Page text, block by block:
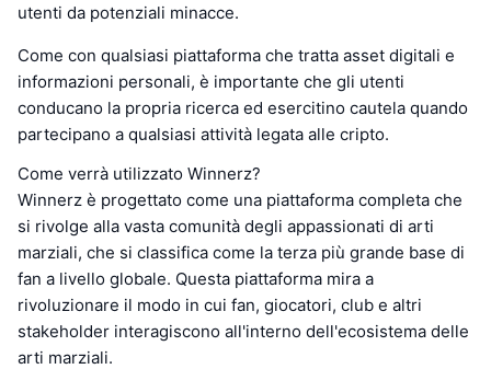
utenti da potenziali minacce.
Come con qualsiasi piattaforma che tratta asset digitali e
informazioni personali, è importante che gli utenti
conducano la propria ricerca ed esercitino cautela quando
partecipano a qualsiasi attività legata alle cripto.
Come verrà utilizzato Winnerz?
Winnerz è progettato come una piattaforma completa che
si rivolge alla vasta comunità degli appassionati di arti
marziali, che si classifica come la terza più grande base di
fan a livello globale. Questa piattaforma mira a
rivoluzionare il modo in cui fan, giocatori, club e altri
stakeholder interagiscono all'interno dell'ecosistema delle
arti marziali.